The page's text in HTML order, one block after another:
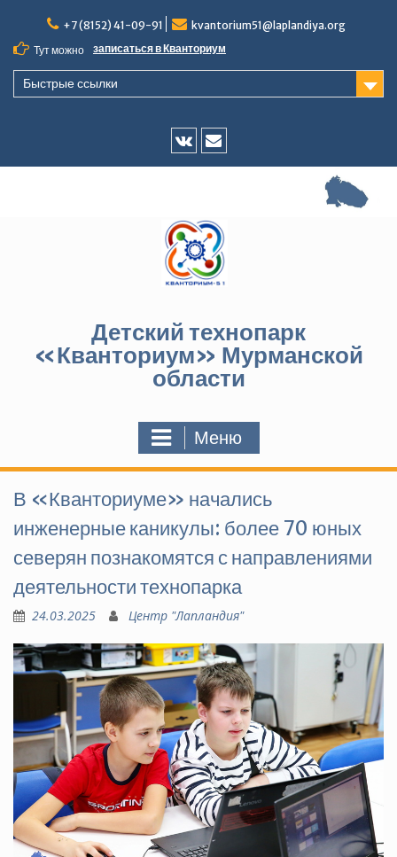
содержимому
+7 (8152) 41-09-91
kvantorium51@laplandiya.org
Тут можно
записаться в Кванториум
Быстрые ссылки
Vk
E-
Детский технопарк
«Кванториум» Мурманской
области
Меню
В «Кванториуме» начались
инженерные каникулы: более 70 юных
северян познакомятся с направлениями
деятельности технопарка
24.03.2025 Центр "Лапландия"